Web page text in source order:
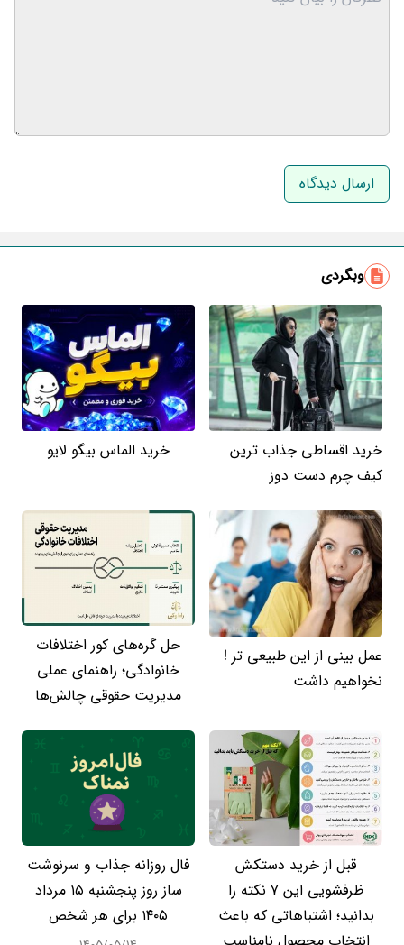
نام و نام خانوادگی
وبگردی
خرید اقساطی جذاب ترین
کیف چرم دست دوز
خرید الماس بیگو لایو
عمل بینی از این طبیعی تر !
نخواهیم داشت
حل گره‌های کور اختلافات
خانوادگی؛ راهنمای عملی
مدیریت حقوقی چالش‌ها
قبل از خرید دستکش
ظرفشویی این ۷ نکته را
بدانید؛ اشتباهاتی که باعث
فال روزانه جذاب و سرنوشت
ساز روز پنجشنبه ۱۵ مرداد
۱۴۰۵ برای هر شخص